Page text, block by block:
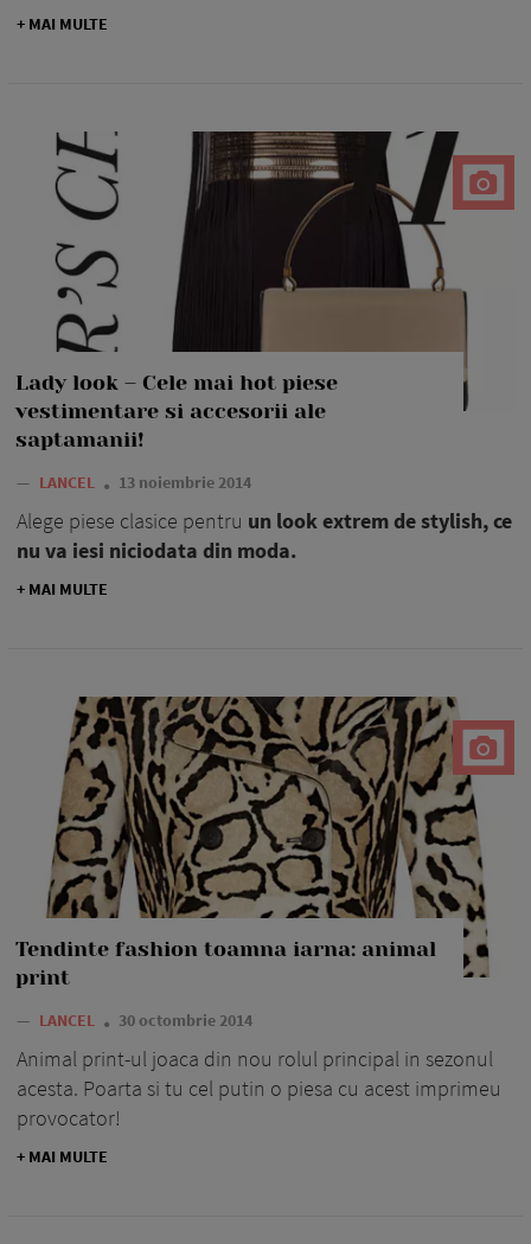
+ MAI MULTE
Lady look – Cele mai hot piese
vestimentare si accesorii ale
saptamanii!
— LANCEL 13 noiembrie 2014
Alege piese clasice pentru un look extrem de stylish, ce
nu va iesi niciodata din moda.
+ MAI MULTE
Tendinte fashion toamna iarna: animal
print
— LANCEL 30 octombrie 2014
Animal print-ul joaca din nou rolul principal in sezonul
acesta. Poarta si tu cel putin o piesa cu acest imprimeu
provocator!
+ MAI MULTE